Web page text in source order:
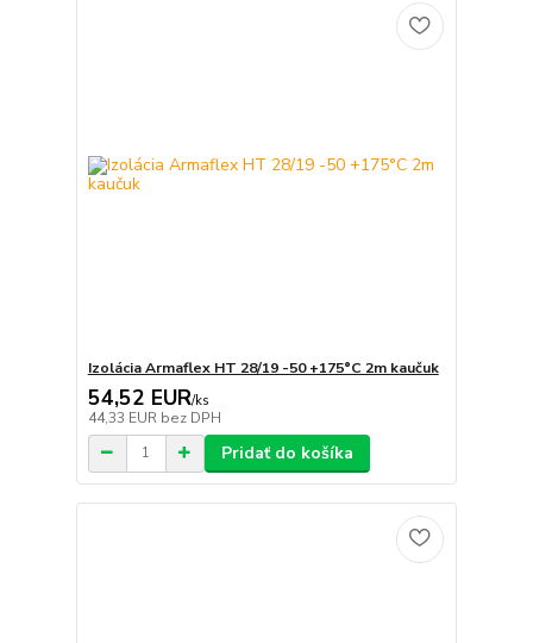
Izolácia Armaflex HT 28/19 -50 +175°C 2m kaučuk
54,52 EUR/ks
44,33 EUR bez DPH
Pridať do košíka